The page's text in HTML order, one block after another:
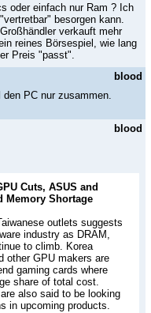
oder einfach nur Ram ? Ich
besorgen kann.
verkauft mehr
reines Börsespiel, wie lang
Preis "passt".
blood
PC nur zusammen.
blood
Cuts, ASUS and
Memory Shortage
outlets suggests
industry as DRAM,
to climb. Korea
other GPU makers are
gaming cards where
share of total cost.
also said to be looking
in upcoming products.